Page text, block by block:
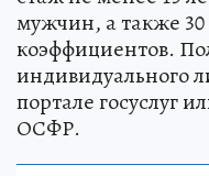
мужчин, а также
коэффициентов.
индивидуального
портале госуслуг
ОСФР.